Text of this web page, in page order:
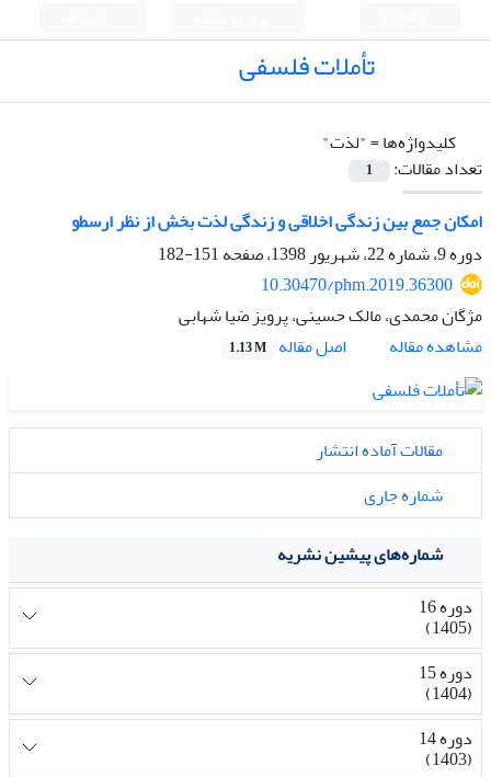
تأملات فلسفی
کلیدواژه‌ها ="لذت"
تعداد مقالات:
1
امکان جمع بین زندگی اخلاقی و زندگی لذت بخش از نظر ارسطو
دوره 9، شماره 22، شهریور 1398، صفحه
151-182
10.30470/phm.2019.36300
مژگان محمدی، مالک حسینی، پرویز ضیا شهابی
مشاهده مقاله
اصل مقاله 1.13 M
مقالات آماده انتشار
شماره جاری
شماره‌های پیشین نشریه
دوره 16
(1405)
دوره 15
(1404)
دوره 14
(1403)